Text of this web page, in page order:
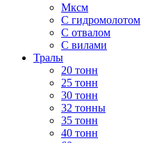
Мксм
С гидромолотом
С отвалом
С вилами
Тралы
20 тонн
25 тонн
30 тонн
32 тонны
35 тонн
40 тонн